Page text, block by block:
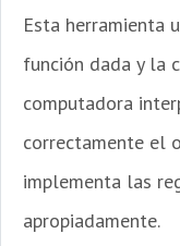
Esta herramienta
función dada y la
computadora
correctamente el
implementa las
apropiadamente.